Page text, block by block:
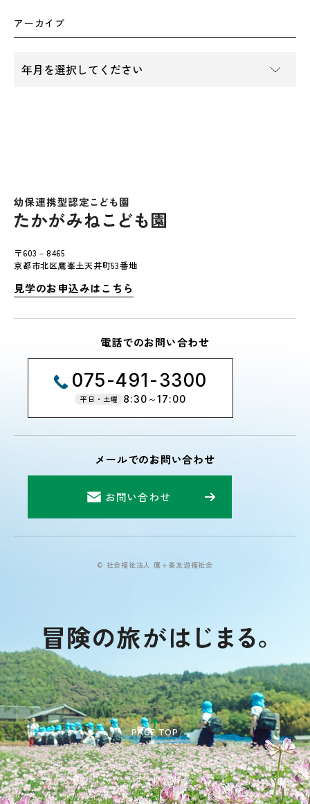
アーカイブ
〒603－8465
京都市北区鷹峯土天井町53番地
見学のお申込みはこちら
電話でのお問い合わせ
075-491-3300
平日・土曜 8:30～17:00
メールでのお問い合わせ
お問い合わせ
© 社会福祉法人 鷹ヶ峯友遊福祉会
PAGE TOP